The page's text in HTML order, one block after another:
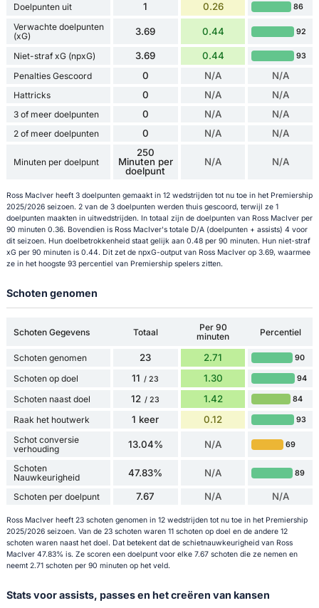
Doelpunten uit 1 0.26 86
Verwachte doelpunten
(xG)
3.69 0.44 92
Niet-straf xG (npxG) 3.69 0.44 93
Penalties Gescoord 0 N/A N/A
Hattricks 0 N/A N/A
3 of meer doelpunten 0 N/A N/A
2 of meer doelpunten 0 N/A N/A
Minuten per doelpunt
250
Minuten per
doelpunt
N/A N/A
Ross MacIver heeft 3 doelpunten gemaakt in 12 wedstrijden tot nu toe in het Premiership
2025/2026 seizoen. 2 van de 3 doelpunten werden thuis gescoord, terwijl ze 1
doelpunten maakten in uitwedstrijden. In totaal zijn de doelpunten van Ross MacIver per
90 minuten 0.36. Bovendien is Ross MacIver's totale D/A (doelpunten + assists) 4 voor
dit seizoen. Hun doelbetrokkenheid staat gelijk aan 0.48 per 90 minuten. Hun niet-straf
xG per 90 minuten is 0.44. Dit zet de npxG-output van Ross MacIver op 3.69, waarmee
ze in het hoogste 93 percentiel van Premiership spelers zitten.
Schoten genomen
Schoten Gegevens Totaal
Per 90
minuten
Percentiel
Schoten genomen 23 2.71 90
Schoten op doel 11 / 23 1.30 94
Schoten naast doel 12 / 23 1.42 84
Raak het houtwerk 1 keer 0.12 93
Schot conversie
verhouding
13.04% N/A 69
Schoten
Nauwkeurigheid
47.83% N/A 89
Schoten per doelpunt 7.67 N/A N/A
Ross MacIver heeft 23 schoten genomen in 12 wedstrijden tot nu toe in het Premiership
2025/2026 seizoen. Van de 23 schoten waren 11 schoten op doel en de andere 12
schoten waren naast het doel. Dat betekent dat de schietnauwkeurigheid van Ross
MacIver 47.83% is. Ze scoren een doelpunt voor elke 7.67 schoten die ze nemen en
neemt 2.71 schoten per 90 minuten op het veld.
Stats voor assists, passes en het creëren van kansen